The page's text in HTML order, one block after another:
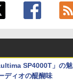
SP4000T」の
ディオの醍醐味